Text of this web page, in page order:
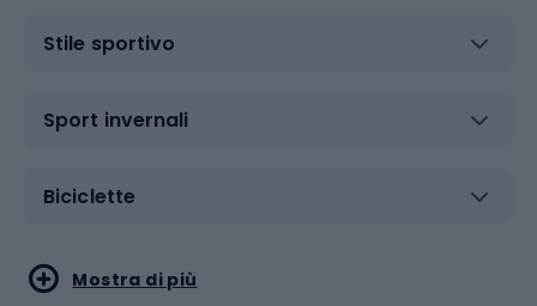
Stile sportivo
Sport invernali
Biciclette
Sport acquatici
Sport di arti marziali
Mostra di più